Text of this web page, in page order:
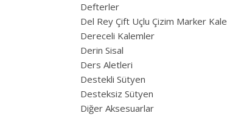
Defterler
Del Rey Çift Uçlu Çizim Marker
Dereceli Kalemler
Derin Sisal
Ders Aletleri
Destekli Sütyen
Desteksiz Sütyen
Diğer Aksesuarlar